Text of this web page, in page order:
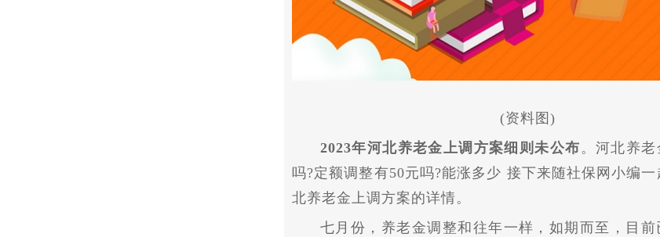
(资料图)
2023年河北养老金上调方案细则未公布 。河北养
吗?定额调整有50元吗?能涨多少 接下来随社保网小编
北养老金上调方案的详情。
七月份，养老金调整和往年一样，如期而至，目前